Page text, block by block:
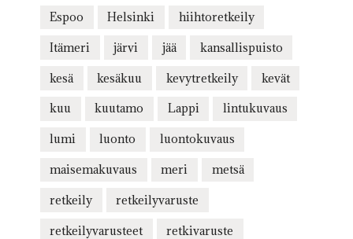
Espoo Helsinki hiihtoretkeily
Itämeri järvi jää kansallispuisto
kesä kesäkuu kevytretkeily kevät
kuu kuutamo Lappi lintukuvaus
lumi luonto luontokuvaus
maisemakuvaus meri metsä
retkeily retkeilyvaruste
retkeilyvarusteet retkivaruste